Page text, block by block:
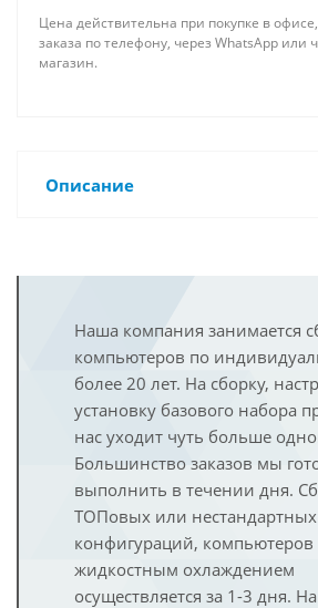
Цена действительна при покупке в
заказа по телефону, через WhatsApp или
магазин.
Описание
Наша компания занимается
компьютеров по
более 20 лет. На сборку,
установку базового набора
нас уходит чуть больше
Большинство заказов мы
выполнить в течении дня.
ТОПовых или нестандартных
конфигураций, компьютеров
жидкостным охлаждением
осуществляется за 1-3 дня.